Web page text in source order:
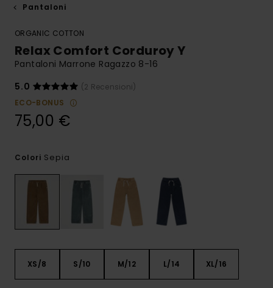
Pantaloni
ORGANIC COTTON
Relax Comfort Corduroy Y
Pantaloni Marrone Ragazzo 8-16
5.0
(2 Recensioni)
ECO-BONUS
75,00 €
Colori Sepia
XS/8 S/10 M/12 L/14 XL/16